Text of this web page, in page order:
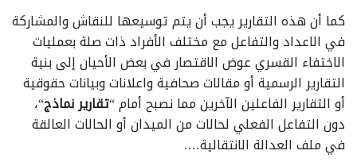
كما أن هذه التقارير يجب أن يتم توسيعها للنقاش والمشاركة
في الاعداد والتفاعل مع مختلف الأفراد ذات صلة بعمليات
الاختفاء القسري عوض الاقتصار في بعض الأحيان إلى بنية
التقارير الرسمية أو مقالات صحافية واعلانات وبيانات حقوقية
أو التقارير الفاعلين الآخرين مما نصبح أمام “تقارير نماذج“،
دون التفاعل الفعلي لحالات من الميدان أو الحالات العالقة
في ملف العدالة الانتقالية….